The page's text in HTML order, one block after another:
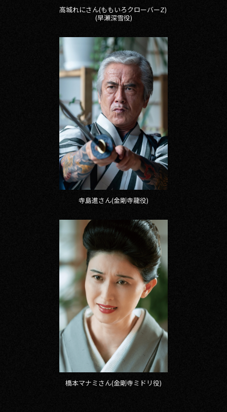
高城れにさん(ももいろクローバーZ)
(早瀬深雪役)
寺島進さん(金剛寺龍役)
橋本マナミさん(金剛寺ミドリ役)